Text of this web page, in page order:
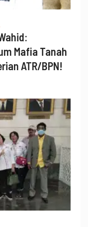
Mafia Tanah
ATR/BPN!